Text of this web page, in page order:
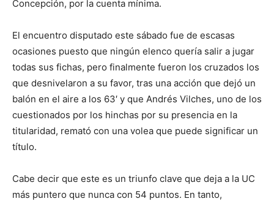
Concepción, por la cuenta mínima.
El encuentro disputado este sábado fue de escasas
ocasiones puesto que ningún elenco quería salir a jugar
todas sus fichas, pero finalmente fueron los cruzados los
que desnivelaron a su favor, tras una acción que dejó un
balón en el aire a los 63′ y que Andrés Vilches, uno de los
cuestionados por los hinchas por su presencia en la
titularidad, remató con una volea que puede significar un
título.
Cabe decir que este es un triunfo clave que deja a la UC
más puntero que nunca con 54 puntos. En tanto,